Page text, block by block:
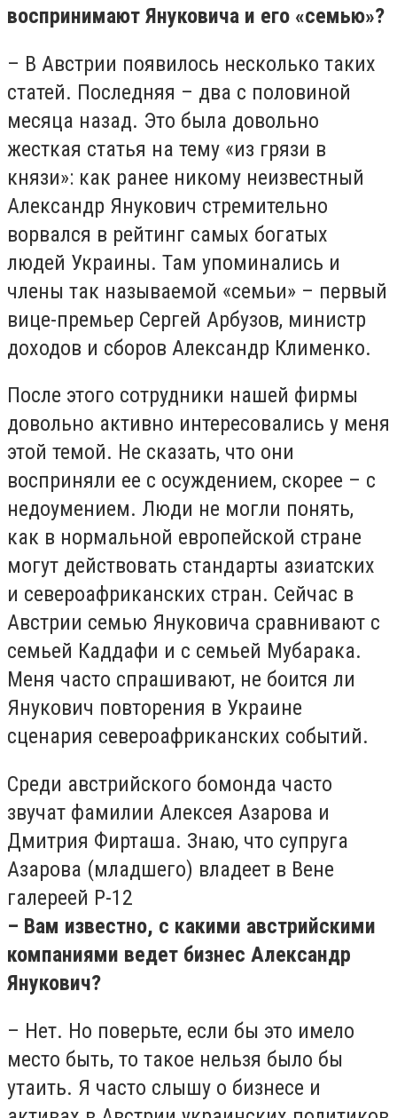
воспринимают Януковича и его «семью»?
– В Австрии появилось несколько таких
статей. Последняя – два с половиной
месяца назад. Это была довольно
жесткая статья на тему «из грязи в
князи»: как ранее никому неизвестный
Александр Янукович стремительно
ворвался в рейтинг самых богатых
людей Украины. Там упоминались и
члены так называемой «семьи» – первый
вице-премьер Сергей Арбузов, министр
доходов и сборов Александр Клименко.
После этого сотрудники нашей фирмы
довольно активно интересовались у меня
этой темой. Не сказать, что они
восприняли ее с осуждением, скорее – с
недоумением. Люди не могли понять,
как в нормальной европейской стране
могут действовать стандарты азиатских
и североафриканских стран. Сейчас в
Австрии семью Януковича сравнивают с
семьей Каддафи и с семьей Мубарака.
Меня часто спрашивают, не боится ли
Янукович повторения в Украине
сценария североафриканских событий.
Среди австрийского бомонда часто
звучат фамилии Алексея Азарова и
Дмитрия Фирташа. Знаю, что супруга
Азарова (младшего) владеет в Вене
галереей Р-12
– Вам известно, с какими австрийскими
компаниями ведет бизнес Александр
Янукович?
– Нет. Но поверьте, если бы это имело
место быть, то такое нельзя было бы
утаить. Я часто слышу о бизнесе и